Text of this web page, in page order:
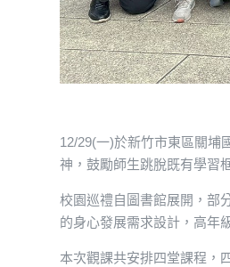
12/29(一)於新竹市東區關埔
神，鼓勵師生跳脫既有學習
校園巡禮自圖書館展開，部
的身心發展需求設計，高年
本次觀課共安排四堂課程，